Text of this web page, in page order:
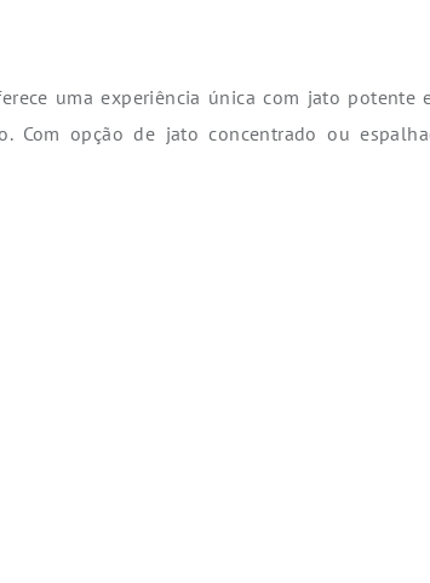
uma experiência única com jato
opção de jato concentrado ou